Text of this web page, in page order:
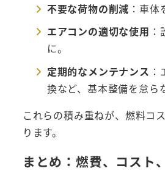
不要な荷物の削減 ：車体
エアコンの適切な使用
に。
定期的なメンテナンス
換など、基本整備を怠ら
これらの積み重ねが、燃料コ
ります。
まとめ：燃費、コスト